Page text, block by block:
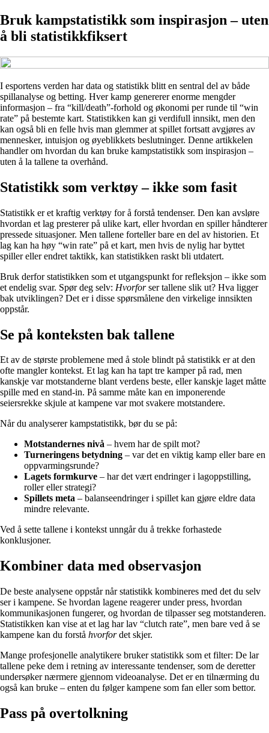
Bruk kampstatistikk som inspirasjon – uten
å bli statistikkfiksert
I esportens verden har data og statistikk blitt en sentral del av både
spillanalyse og betting. Hver kamp genererer enorme mengder
informasjon – fra “kill/death”-forhold og økonomi per runde til “win
rate” på bestemte kart. Statistikken kan gi verdifull innsikt, men den
kan også bli en felle hvis man glemmer at spillet fortsatt avgjøres av
mennesker, intuisjon og øyeblikkets beslutninger. Denne artikkelen
handler om hvordan du kan bruke kampstatistikk som inspirasjon –
uten å la tallene ta overhånd.
Statistikk som verktøy – ikke som fasit
Statistikk er et kraftig verktøy for å forstå tendenser. Den kan avsløre
hvordan et lag presterer på ulike kart, eller hvordan en spiller håndterer
pressede situasjoner. Men tallene forteller bare en del av historien. Et
lag kan ha høy “win rate” på et kart, men hvis de nylig har byttet
spiller eller endret taktikk, kan statistikken raskt bli utdatert.
Bruk derfor statistikken som et utgangspunkt for refleksjon – ikke som
et endelig svar. Spør deg selv: Hvorforser tallene slik ut? Hva ligger
bak utviklingen? Det er i disse spørsmålene den virkelige innsikten
oppstår.
Se på konteksten bak tallene
Et av de største problemene med å stole blindt på statistikk er at den
ofte mangler kontekst. Et lag kan ha tapt tre kamper på rad, men
kanskje var motstanderne blant verdens beste, eller kanskje laget måtte
spille med en stand-in. På samme måte kan en imponerende
seiersrekke skjule at kampene var mot svakere motstandere.
Når du analyserer kampstatistikk, bør du se på:
Motstandernes nivå – hvem har de spilt mot?
Turneringens betydning – var det en viktig kamp eller bare en
oppvarmingsrunde?
Lagets formkurve – har det vært endringer i lagoppstilling,
roller eller strategi?
Spillets meta – balanseendringer i spillet kan gjøre eldre data
mindre relevante.
Ved å sette tallene i kontekst unngår du å trekke forhastede
konklusjoner.
Kombiner data med observasjon
De beste analysene oppstår når statistikk kombineres med det du selv
ser i kampene. Se hvordan lagene reagerer under press, hvordan
kommunikasjonen fungerer, og hvordan de tilpasser seg motstanderen.
Statistikken kan vise at et lag har lav “clutch rate”, men bare ved å se
kampene kan du forstå hvorfordet skjer.
Mange profesjonelle analytikere bruker statistikk som et filter: De lar
tallene peke dem i retning av interessante tendenser, som de deretter
undersøker nærmere gjennom videoanalyse. Det er en tilnærming du
også kan bruke – enten du følger kampene som fan eller som bettor.
Pass på overtolkning